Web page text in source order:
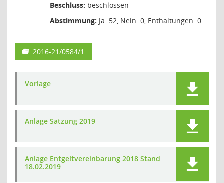
Beschluss: beschlossen
Abstimmung: Ja: 52, Nein: 0, Enthaltungen: 0
2016-21/0584/1
Vorlage
Anlage Satzung 2019
Anlage Entgeltvereinbarung 2018 Stand
18.02.2019